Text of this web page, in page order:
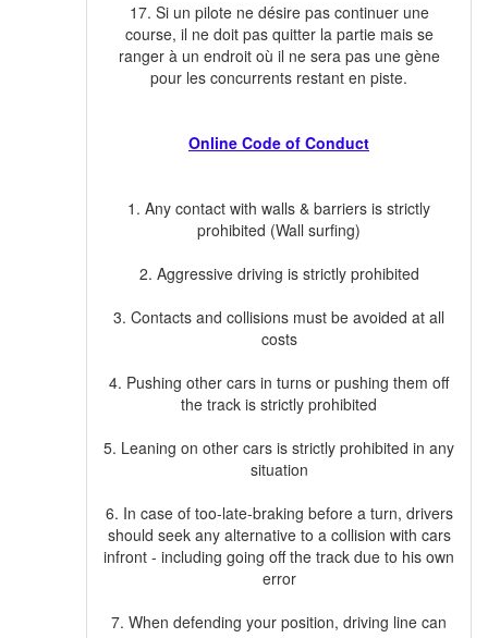
17. Si un pilote ne désire pas continuer une
course, il ne doit pas quitter la partie mais se
ranger à un endroit où il ne sera pas une gène
pour les concurrents restant en piste.
Online Code of Conduct
1. Any contact with walls & barriers is strictly
prohibited (Wall surfing)
2. Aggressive driving is strictly prohibited
3. Contacts and collisions must be avoided at all
costs
4. Pushing other cars in turns or pushing them off
the track is strictly prohibited
5. Leaning on other cars is strictly prohibited in any
situation
6. In case of too-late-braking before a turn, drivers
should seek any alternative to a collision with cars
infront - including going off the track due to his own
error
7. When defending your position, driving line can